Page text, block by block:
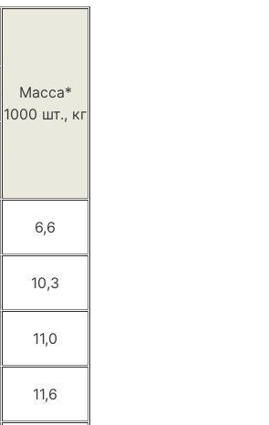
Масса*
1000 шт., кг
6,6
10,3
11,0
11,6